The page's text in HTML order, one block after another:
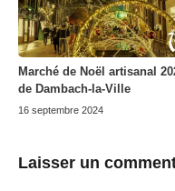
Marché de Noël artisanal
de Dambach-la-Ville
16 septembre 2024
Laisser un